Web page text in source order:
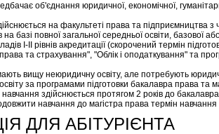
об'єднання юридичної, економічної,
на факультеті права та підприємництва з
на базі повної загальної середньої освіти, базової
I-II рівнів акредитації (скорочений термін
та страхування", "Облік і оподаткування" та
вищу неюридичну освіту, але потребують
за програмами підготовки бакалавра права та
здійснюється протягом 2 років до
навчання до магістра права термін
ДЛЯ АБІТУРІЄНТА